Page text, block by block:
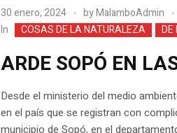
30 enero, 2024 byMalamboAdmin
In
COSAS DE LA NATURALEZA DE
ARDE SOPÓ EN
Desde el ministerio del medio
en el país que se registran con
municipio de Sopó, en el